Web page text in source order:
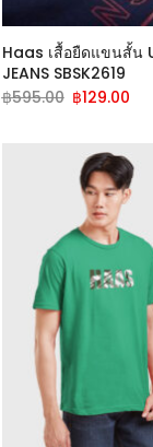
Haas เสื้อยืดแขนสั้น
JEANS SBSK2619
฿595.00 ฿129.00